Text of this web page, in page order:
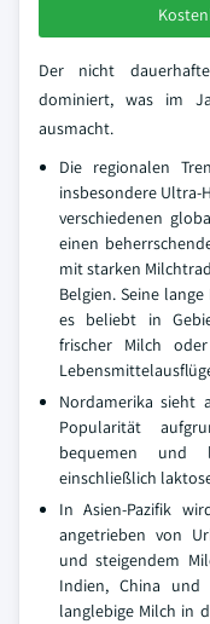
Der nicht
dominiert, was im
ausmacht.
Die regionalen
insbesondere Ultra-
verschiedenen
einen
mit starken
Belgien. Seine
es beliebt in
frischer Milch
Nordamerika sieht
Popularität
bequemen und
einschließlich
In Asien-Pazifik
angetrieben von
und steigendem
Indien, China und
langlebige Milch in